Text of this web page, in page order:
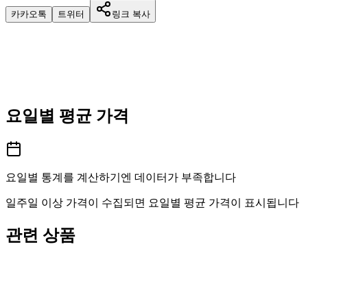
카카오톡 트위터 링크 복사
요일별 평균 가격
요일별 통계를 계산하기엔 데이터가 부족합니다
일주일 이상 가격이 수집되면 요일별 평균 가격이 표시됩니다
관련 상품